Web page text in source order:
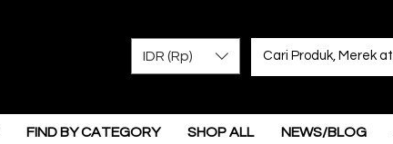
IDR (Rp)
FIND BY CATEGORY SHOP ALL NEWS/BLOG